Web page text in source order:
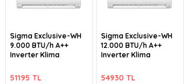
Sigma Exclusive-WH
9.000 BTU/h A++
Inverter Klima
51195 TL
Sigma Exclusive-WH
12.000 BTU/h A++
Inverter Klima
54930 TL